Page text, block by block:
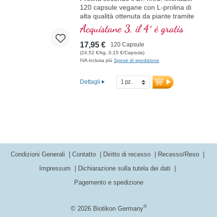
120 capsule vegane con L-prolina di
alta qualità ottenuta da piante tramite
fermentazione. Massimo standard di
qualità. Le capsule forniscono 500–
1.000 mg di L-prolina pura per dose
giornaliera. Questo amminoacido
semi-essenziale è presente solo in
è quindi spesso utilizzato come
integrazione. La nostra L-prolina è di
Acquistane 3, il 4° è gratis
17,95 € 120 Capsule
(24,52 €/kg, 0,15 €/Capsula)
IVA inclusa più Spese di spedizione
Dettagli
© 2026 Biotikon Germany®
Condizioni Generali Contatto Diritto di recesso
Recesso/Reso
Impressum
Dichiarazione sulla tutela dei dati
Pagemento e spedizione